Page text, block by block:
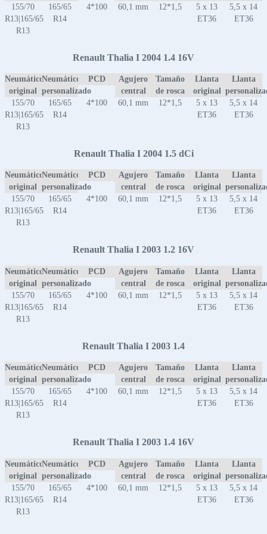
155/70
R13|165/65
R13
165/65
R14
4*100 60,1 mm 12*1,5
5 x 13
ET36
5,5 x 14
ET36
Renault Thalia I 2004 1.4 16V
Neumático
original
Neumático
personalizado
PCD
Agujero
central
Tamaño
de rosca
Llanta
original
Llanta
155/70
R13|165/65
R13
165/65
R14
4*100 60,1 mm 12*1,5
5 x 13
ET36
5,5 x 14
ET36
Renault Thalia I 2004 1.5 dCi
Neumático
original
Neumático
personalizado
PCD
Agujero
central
Tamaño
de rosca
Llanta
original
Llanta
155/70
R13|165/65
R13
165/65
R14
4*100 60,1 mm 12*1,5
5 x 13
ET36
5,5 x 14
ET36
Renault Thalia I 2003 1.2 16V
Neumático
original
Neumático
personalizado
PCD
Agujero
central
Tamaño
de rosca
Llanta
original
Llanta
155/70
R13|165/65
R13
165/65
R14
4*100 60,1 mm 12*1,5
5 x 13
ET36
5,5 x 14
ET36
Renault Thalia I 2003 1.4
Neumático
original
Neumático
personalizado
PCD
Agujero
central
Tamaño
de rosca
Llanta
original
Llanta
155/70
R13|165/65
R13
165/65
R14
4*100 60,1 mm 12*1,5
5 x 13
ET36
5,5 x 14
ET36
Renault Thalia I 2003 1.4 16V
Neumático
original
Neumático
personalizado
PCD
Agujero
central
Tamaño
de rosca
Llanta
original
Llanta
155/70
R13|165/65
R13
165/65
R14
4*100 60,1 mm 12*1,5
5 x 13
ET36
5,5 x 14
ET36